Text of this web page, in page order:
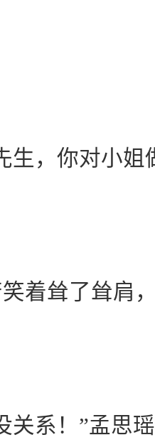
，你对小姐
耸了耸肩，
系！”孟思瑶